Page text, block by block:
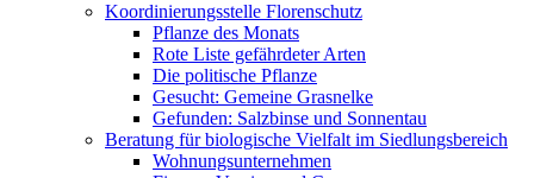
Koordinierungsstelle Florenschutz
Pflanze des Monats
Rote Liste gefährdeter Arten
Die politische Pflanze
Gesucht: Gemeine Grasnelke
Gefunden: Salzbinse und Sonnentau
Beratung für biologische Vielfalt im Siedlungsbereich
Wohnungsunternehmen